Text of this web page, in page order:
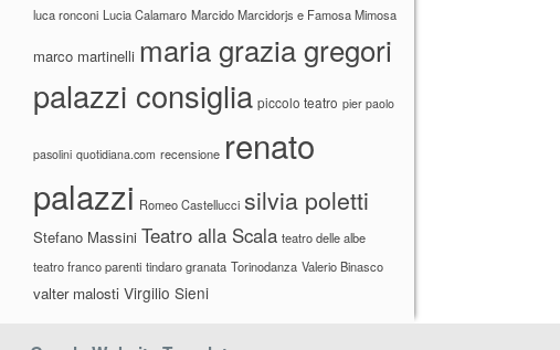
luca ronconi Lucia Calamaro Marcido Marcidorjs e Famosa Mimosa
marco martinelli maria grazia gregori
palazzi consiglia piccolo teatro pier paolo
pasolini quotidiana.com recensione renato
palazzi Romeo Castellucci silvia poletti
Stefano Massini Teatro alla Scala teatro delle albe
teatro franco parenti tindaro granata Torinodanza Valerio Binasco
valter malosti Virgilio Sieni